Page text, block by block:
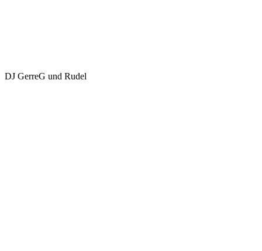
DJ GerreG und Rudel